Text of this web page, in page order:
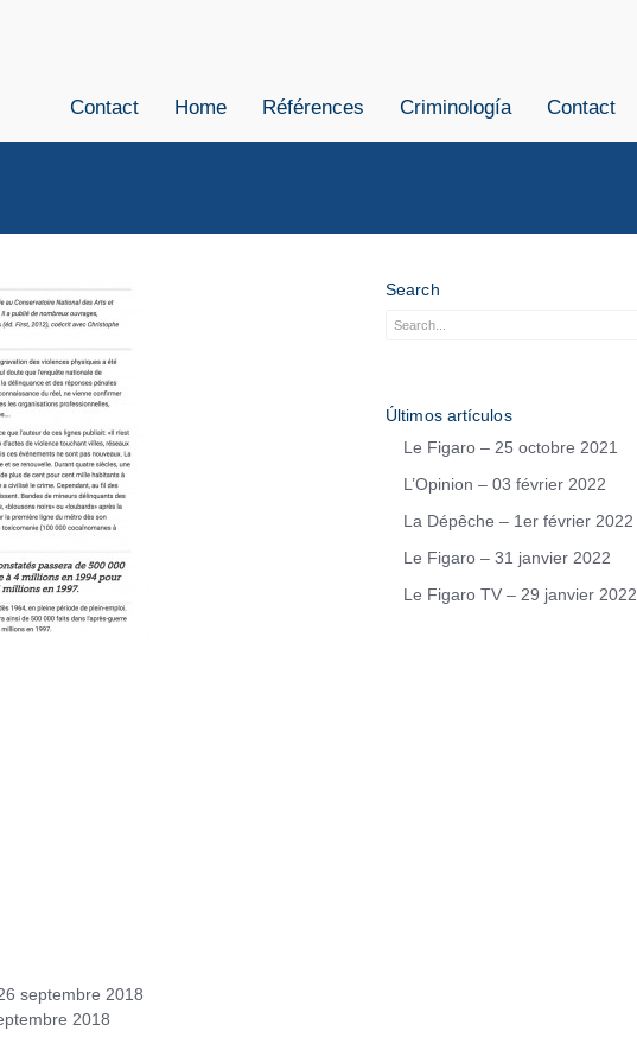
Contact Home Références Criminología Contact
Search
Últimos artículos
Le Figaro – 25 octobre 2021
L’Opinion – 03 février 2022
La Dépêche – 1er février 2022
Le Figaro – 31 janvier 2022
Le Figaro TV – 29 janvier 2022